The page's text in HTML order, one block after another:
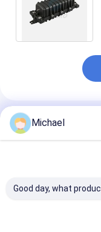
ProduitsMichael
Good day, what